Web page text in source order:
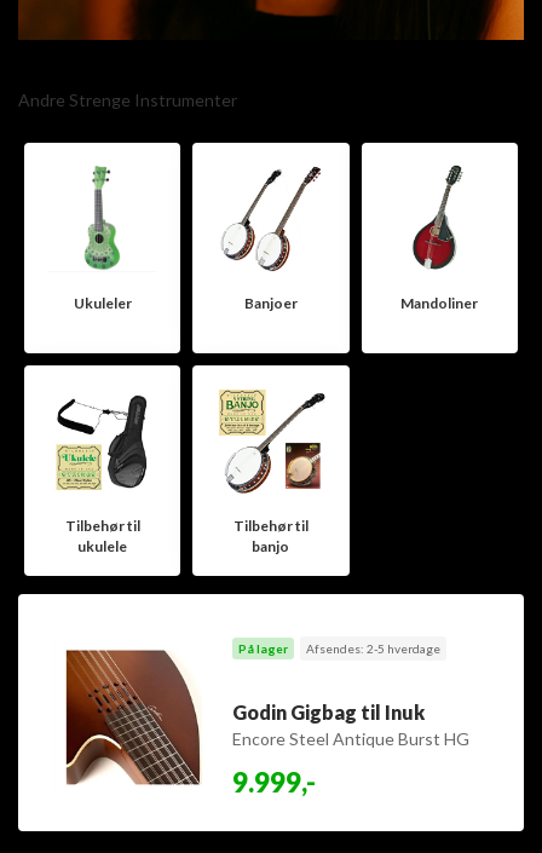
Andre Strenge Instrumenter
Ukuleler Banjoer Mandoliner
Tilbehør til
ukulele
Tilbehør til
banjo
På lager Afsendes: 2-5 hverdage
Godin Gigbag til Inuk
Encore Steel Antique Burst HG
9.999,-